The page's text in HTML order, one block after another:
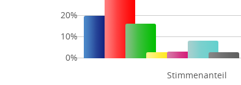
Stimmenanteil
20%
10%
0%